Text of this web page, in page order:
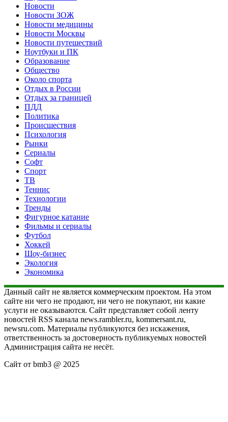
Новости
Новости ЗОЖ
Новости медицины
Новости Москвы
Новости путешествий
Ноутбуки и ПК
Образование
Общество
Около спорта
Отдых в России
Отдых за границей
ПДД
Политика
Происшествия
Психология
Рынки
Сериалы
Софт
Спорт
ТВ
Теннис
Технологии
Тренды
Фигурное катание
Фильмы и сериалы
Футбол
Хоккей
Шоу-бизнес
Экология
Экономика
Данный сайт не является коммерческим проектом. На этом
сайте ни чего не продают, ни чего не покупают, ни какие
услуги не оказываются. Сайт представляет собой ленту
новостей RSS канала news.rambler.ru, kommersant.ru,
newsru.com. Материалы публикуются без искажения,
ответственность за достоверность публикуемых новостей
Администрация сайта не несёт.
Сайт от bmb3 @ 2025